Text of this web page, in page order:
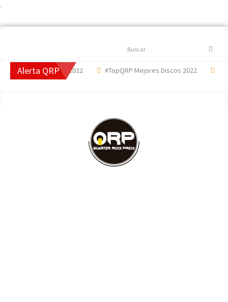
.
Buscar
Alerta QRP
Canciones 2022 #TopQRP Mejores Discos 2022 'The